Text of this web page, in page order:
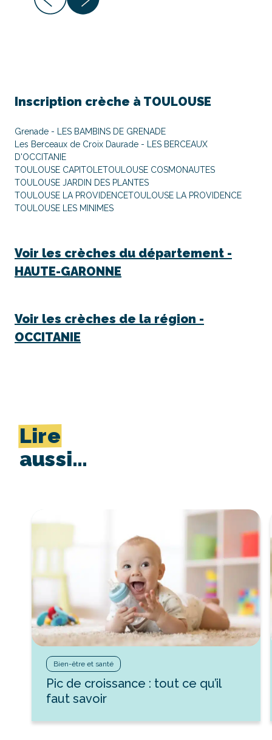
Inscription crèche à TOULOUSE
Grenade - LES BAMBINS DE GRENADE
Les Berceaux de Croix Daurade - LES BERCEAUX
D'OCCITANIE
TOULOUSE CAPITOLETOULOUSE COSMONAUTES
TOULOUSE JARDIN DES PLANTES
TOULOUSE LA PROVIDENCETOULOUSE LA PROVIDENCE
TOULOUSE LES MINIMES
Voir les crèches du département -
HAUTE-GARONNE
Voir les crèches de la région -
OCCITANIE
Lire
aussi…
Bien-être et santé
Pic de croissance : tout ce qu’il
faut savoir